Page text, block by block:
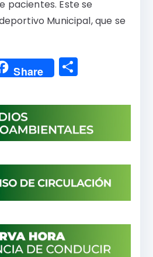
pacientes. Este se
Municipal, que se
Share
m
p
a
rti
r